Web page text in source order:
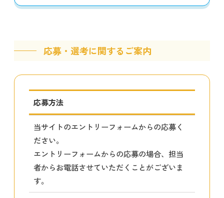
応募・選考に関するご案内
応募方法
当サイトのエントリーフォームからの応募く
ださい。
エントリーフォームからの応募の場合、担当
者からお電話させていただくことがございま
す。